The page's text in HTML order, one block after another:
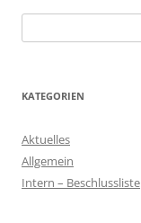
nach:
KATEGORIEN
Aktuelles
Allgemein
Intern – Beschlussliste